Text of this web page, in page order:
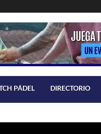
PÁDEL DIRECTORIO